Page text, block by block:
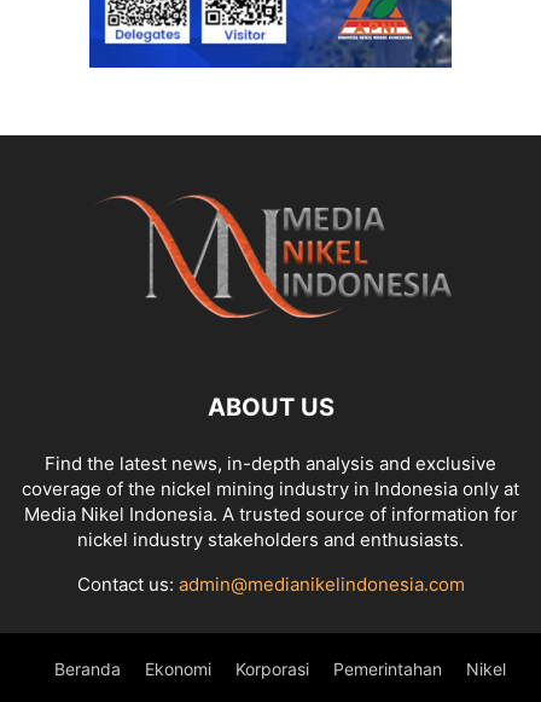
ABOUT US
Find the latest news, in-depth analysis and exclusive
coverage of the nickel mining industry in Indonesia only at
Media Nikel Indonesia. A trusted source of information for
nickel industry stakeholders and enthusiasts.
Contact us: admin@medianikelindonesia.com
Beranda Ekonomi Korporasi Pemerintahan Nikel